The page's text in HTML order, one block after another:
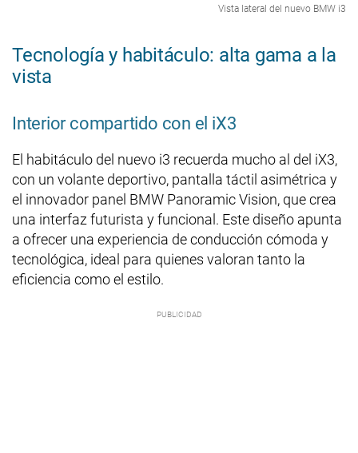
Vista lateral del nuevo BMW i3
Tecnología y habitáculo: alta gama a la
vista
Interior compartido con el iX3
El habitáculo del nuevo i3 recuerda mucho al del iX3,
con un volante deportivo, pantalla táctil asimétrica y
el innovador panel BMW Panoramic Vision, que crea
una interfaz futurista y funcional. Este diseño apunta
a ofrecer una experiencia de conducción cómoda y
tecnológica, ideal para quienes valoran tanto la
eficiencia como el estilo.